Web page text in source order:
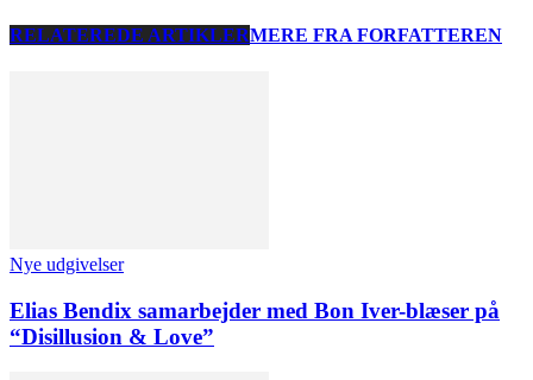
RELATEREDE ARTIKLERMERE FRA FORFATTEREN
Nye udgivelser
Elias Bendix samarbejder med Bon Iver-blæser på
“Disillusion & Love”